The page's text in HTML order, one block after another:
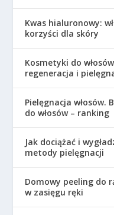
Kwas hialuronowy:
korzyści dla skóry
Kosmetyki do
regeneracja i
Pielęgnacja włosów.
do włosów – ranking
Jak dociążać i
metody pielęgnacji
Domowy peeling do
w zasięgu ręki